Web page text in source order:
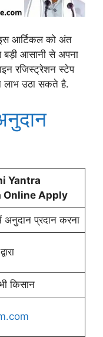
आर्टिकल को अंत
आसानी से अपना
रजिस्ट्रेशन स्टेप
लाभ उठा सकते है.
Yantra
Online Apply
प्रदान करना
किसान